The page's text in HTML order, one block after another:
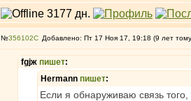
№356102 Добавлено: Пт 17 Ноя 17, 19:18 (9 лет
fgjж пишет:
Hermann пишет:
Если я обнаруживаю связь